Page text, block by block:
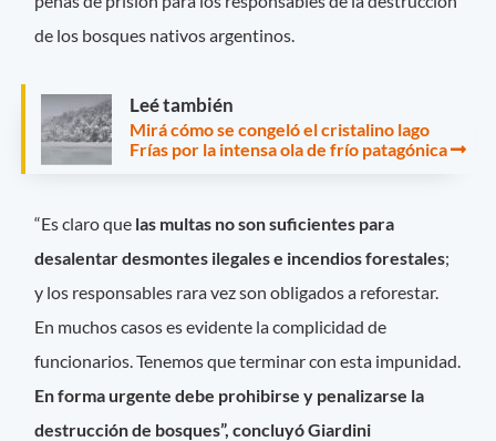
de los bosques nativos argentinos.
Leé también
Mirá cómo se congeló el cristalino lago
Frías por la intensa ola de frío patagónica
“Es claro que las multas no son suficientes para
desalentar desmontes ilegales e incendios forestales;
y los responsables rara vez son obligados a reforestar.
En muchos casos es evidente la complicidad de
funcionarios. Tenemos que terminar con esta impunidad.
En forma urgente debe prohibirse y penalizarse la
destrucción de bosques”, concluyó Giardini